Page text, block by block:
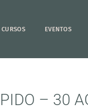
CURSOS EVENTOS
– 30